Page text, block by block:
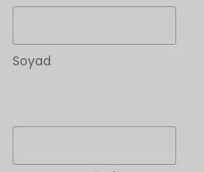
Soyad